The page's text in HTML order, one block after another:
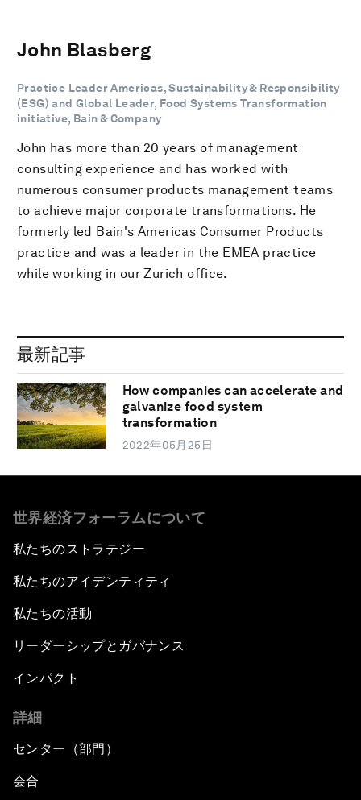
John Blasberg
Practice Leader Americas, Sustainability & Responsibility
(ESG) and Global Leader, Food Systems Transformation
initiative, Bain & Company
John has more than 20 years of management
consulting experience and has worked with
numerous consumer products management teams
to achieve major corporate transformations. He
formerly led Bain's Americas Consumer Products
practice and was a leader in the EMEA practice
while working in our Zurich office.
最新記事
How companies can accelerate and
galvanize food system
transformation
2022年05月25日
世界経済フォーラムについて
私たちのストラテジー
私たちのアイデンティティ
私たちの活動
リーダーシップとガバナンス
インパクト
詳細
センター（部門）
会合